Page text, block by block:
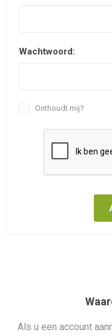
Wachtwoord:
Onthoudt mij?
Als u een account